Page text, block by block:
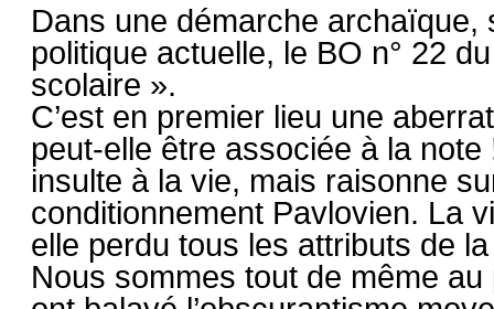
Dans une démarche
politique actuelle, le BO n° 22
scolaire ».
C’est en premier lieu une
peut-elle être associée à la
insulte à la vie, mais raisonne
conditionnement Pavlovien. La
elle perdu tous les attributs de
Nous sommes tout de même